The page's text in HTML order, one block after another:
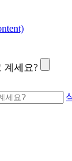
계세요?